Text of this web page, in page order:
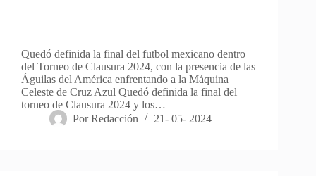
Quedó definida la final del futbol mexicano dentro
del Torneo de Clausura 2024, con la presencia de las
Águilas del América enfrentando a la Máquina
Celeste de Cruz Azul Quedó definida la final del
torneo de Clausura 2024 y los…
Por Redacción 21- 05- 2024